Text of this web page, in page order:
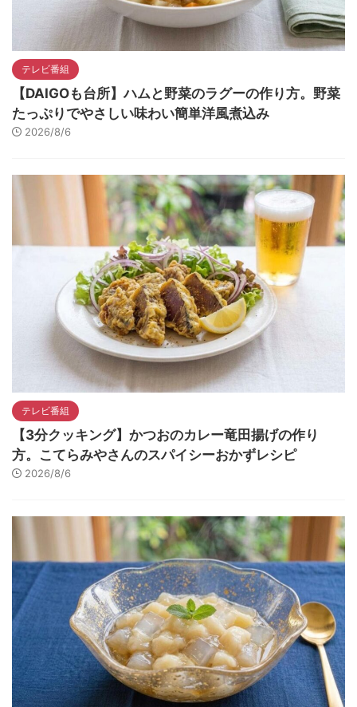
テレビ番組
【DAIGOも台所】ハムと野菜のラグーの作り方。野菜
たっぷりでやさしい味わい簡単洋風煮込み
2026/8/6
テレビ番組
【3分クッキング】かつおのカレー竜田揚げの作り
方。こてらみやさんのスパイシーおかずレシピ
2026/8/6